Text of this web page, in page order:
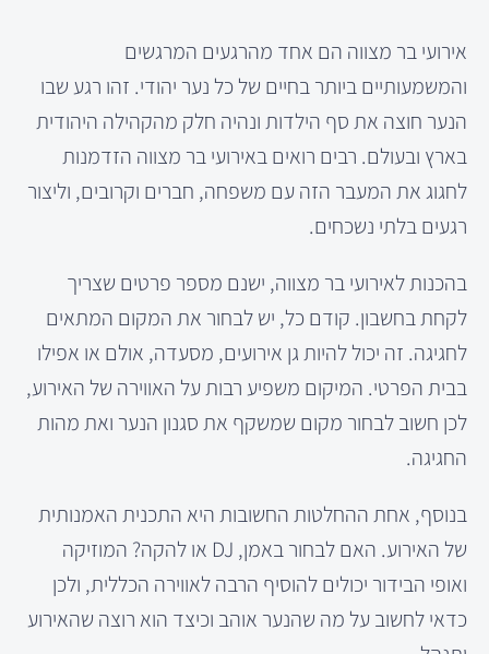
אירועי בר מצווה הם אחד מהרגעים המרגשים
והמשמעותיים ביותר בחיים של כל נער יהודי. זהו רגע שבו
הנער חוצה את סף הילדות ונהיה חלק מהקהילה היהודית
בארץ ובעולם. רבים רואים באירועי בר מצווה הזדמנות
לחגוג את המעבר הזה עם משפחה, חברים וקרובים, וליצור
רגעים בלתי נשכחים.
בהכנות לאירועי בר מצווה, ישנם מספר פרטים שצריך
לקחת בחשבון. קודם כל, יש לבחור את המקום המתאים
לחגיגה. זה יכול להיות גן אירועים, מסעדה, אולם או אפילו
בבית הפרטי. המיקום משפיע רבות על האווירה של האירוע,
לכן חשוב לבחור מקום שמשקף את סגנון הנער ואת מהות
החגיגה.
בנוסף, אחת ההחלטות החשובות היא התכנית האמנותית
של האירוע. האם לבחור באמן, DJ או להקה? המוזיקה
ואופי הבידור יכולים להוסיף הרבה לאווירה הכללית, ולכן
כדאי לחשוב על מה שהנער אוהב וכיצד הוא רוצה שהאירוע